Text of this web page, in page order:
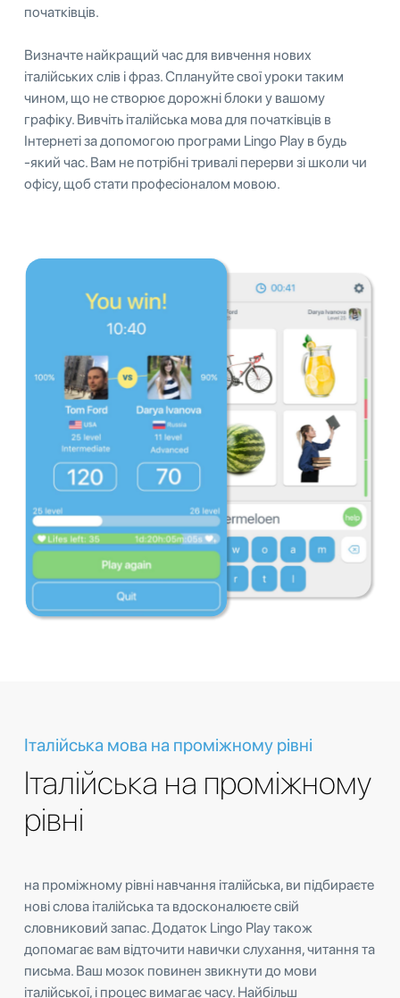
початківців.
Визначте найкращий час для вивчення нових
італійських слів і фраз. Сплануйте свої уроки таким
чином, що не створює дорожні блоки у вашому
графіку. Вивчіть італійська мова для початківців в
Інтернеті за допомогою програми Lingo Play в будь
-який час. Вам не потрібні тривалі перерви зі школи чи
офісу, щоб стати професіоналом мовою.
Італійська мова на проміжному рівні
Італійська на проміжному
рівні
на проміжному рівні навчання італійська, ви підбираєте
нові слова італійська та вдосконалюєте свій
словниковий запас. Додаток Lingo Play також
допомагає вам відточити навички слухання, читання та
письма. Ваш мозок повинен звикнути до мови
італійської, і процес вимагає часу. Найбільш